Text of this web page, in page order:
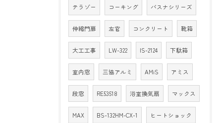
テラゾー コーキング バスナシリーズ
伸縮門扉 左官 コンクリート 靴箱
大工工事 LW-322 IS-2124 下駄箱
室内窓 三協アルミ AMiS アミス
段窓 RE53518 浴室換気扇 マックス
MAX BS-132HM-CX-1 ヒートショック